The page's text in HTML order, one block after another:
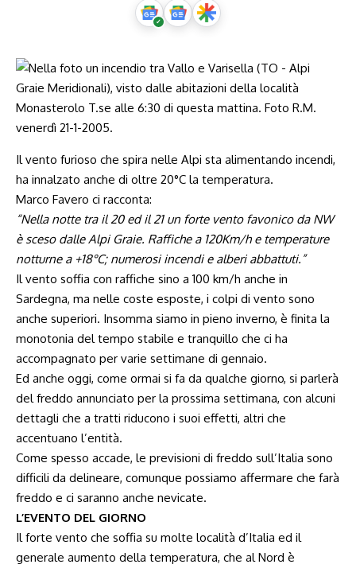
Il vento furioso che spira nelle Alpi sta alimentando incendi,
ha innalzato anche di oltre 20°C la temperatura.
Marco Favero ci racconta:
“Nella notte tra il 20 ed il 21 un forte vento favonico da NW
è sceso dalle Alpi Graie. Raffiche a 120Km/h e temperature
notturne a +18°C; numerosi incendi e alberi abbattuti.”
Il vento soffia con raffiche sino a 100 km/h anche in
Sardegna, ma nelle coste esposte, i colpi di vento sono
anche superiori. Insomma siamo in pieno inverno, è finita la
monotonia del tempo stabile e tranquillo che ci ha
accompagnato per varie settimane di gennaio.
Ed anche oggi, come ormai si fa da qualche giorno, si parlerà
del freddo annunciato per la prossima settimana, con alcuni
dettagli che a tratti riducono i suoi effetti, altri che
accentuano l’entità.
Come spesso accade, le previsioni di freddo sull’Italia sono
difficili da delineare, comunque possiamo affermare che farà
freddo e ci saranno anche nevicate.
L’EVENTO DEL GIORNO
Il forte vento che soffia su molte località d’Italia ed il
generale aumento della temperatura, che al Nord è